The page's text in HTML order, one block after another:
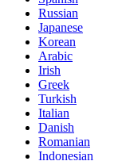
Russian
Japanese
Korean
Arabic
Irish
Greek
Turkish
Italian
Danish
Romanian
Indonesian